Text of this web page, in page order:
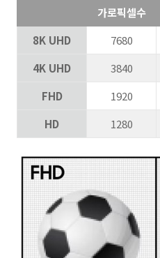
가로픽셀수
8K UHD
7680
4K UHD
3840
FHD
1920
HD
1280